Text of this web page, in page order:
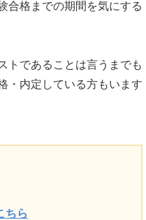
合格までの期間を気にする
トであることは言うまでも
・内定している方もいます
ちら